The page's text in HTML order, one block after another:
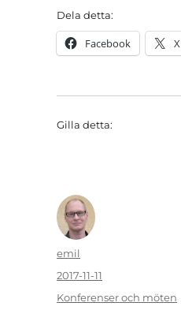
Dela detta:
Facebook X
Gilla detta:
Författare
emil
Publicerat
2017-11-11
Kategorier
Konferenser och möten